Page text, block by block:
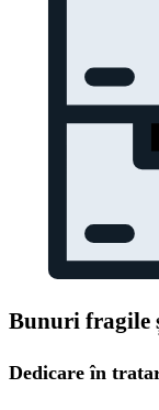
Bunuri fragile
Dedicare în